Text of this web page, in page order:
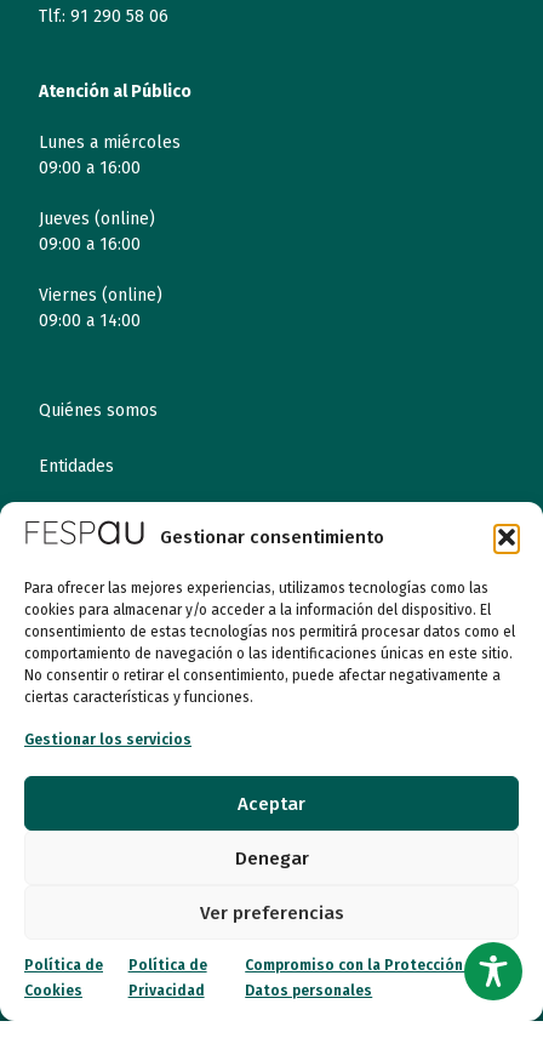
Gestionar consentimiento
Para ofrecer las mejores experiencias, utilizamos tecnologías como las
cookies para almacenar y/o acceder a la información del dispositivo. El
consentimiento de estas tecnologías nos permitirá procesar datos como el
comportamiento de navegación o las identificaciones únicas en este sitio.
No consentir o retirar el consentimiento, puede afectar negativamente a
ciertas características y funciones.
Gestionar los servicios
Aceptar
Denegar
Ver preferencias
Política de
Cookies
Política de
Privacidad
Compromiso con la Protección de
Datos personales
Tlf.: 91 290 58 06
Atención al Público
Lunes a miércoles
09:00 a 16:00
Jueves (online)
09:00 a 16:00
Viernes (online)
09:00 a 14:00
Quiénes somos
Entidades
Autismo
Recursos
Transparencia
Qué hacemos
Noticias